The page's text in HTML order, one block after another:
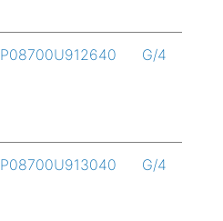
P08700U912640 G/4
P08700U913040 G/4